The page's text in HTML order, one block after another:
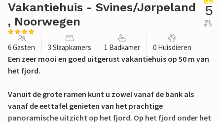
Vakantiehuis - Svines/Jørpeland
, Noorwegen
5
out
of 5
6 Gasten 3 Slaapkamers 1 Badkamer 0 Huisdieren
Een zeer mooi en goed uitgerust vakantiehuis op 50 m van
het fjord.
Vanuit de grote ramen kunt u zowel vanaf de bank als
vanaf de eettafel genieten van het prachtige
panoramische uitzicht op het fjord. Op het fjord onder het